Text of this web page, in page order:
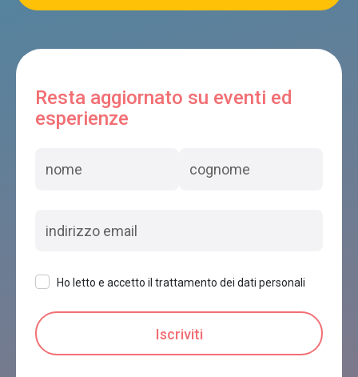
Resta aggiornato su eventi ed
esperienze
Ho letto e accetto il trattamento dei dati personali